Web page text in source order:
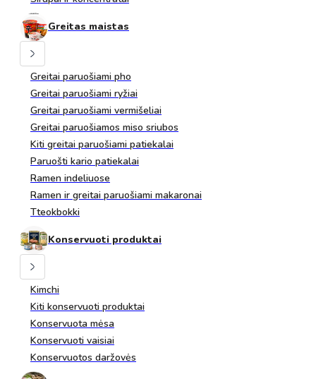
Greitas maistas
Greitai paruošiami pho
Greitai paruošiami ryžiai
Greitai paruošiami vermišeliai
Greitai paruošiamos miso sriubos
Kiti greitai paruošiami patiekalai
Paruošti kario patiekalai
Ramen indeliuose
Ramen ir greitai paruošiami makaronai
Tteokbokki
Konservuoti produktai
Kimchi
Kiti konservuoti produktai
Konservuota mėsa
Konservuoti vaisiai
Konservuotos daržovės